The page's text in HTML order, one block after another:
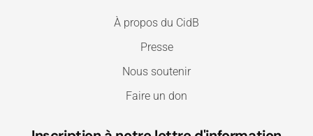
À propos du CidB
Presse
Nous soutenir
Faire un don